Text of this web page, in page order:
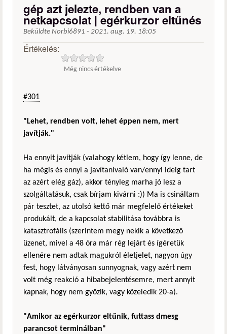
gép azt jelezte, rendben van a
netkapcsolat | egérkurzor eltűnés
Beküldte Norbi6891 - 2021. aug. 19. 18:05
Értékelés:
Még nincs értékelve
#301
"Lehet, rendben volt, lehet éppen nem, mert
javítják."
Ha ennyit javítják (valahogy kétlem, hogy így lenne, de
ha mégis és ennyi a javítanivaló van/ennyi ideig tart
az azért elég gáz), akkor tényleg marha jó lesz a
szolgáltatásuk, csak bírjam kivárni :)) Ma is csináltam
pár tesztet, az utolsó kettő már megfelelő értékeket
produkált, de a kapcsolat stabilitása továbbra is
katasztrofális (szerintem megy nekik a következő
üzenet, mivel a 48 óra már rég lejárt és ígéretük
ellenére nem adtak magukról életjelet, nagyon úgy
fest, hogy látványosan sunnyognak, vagy azért nem
volt még reakció a hibabejelentésemre, mert annyit
kapnak, hogy nem győzik, vagy közeledik 20-a).
"Amikor az egérkurzor eltűnik, futtass dmesg
parancsot terminálban"